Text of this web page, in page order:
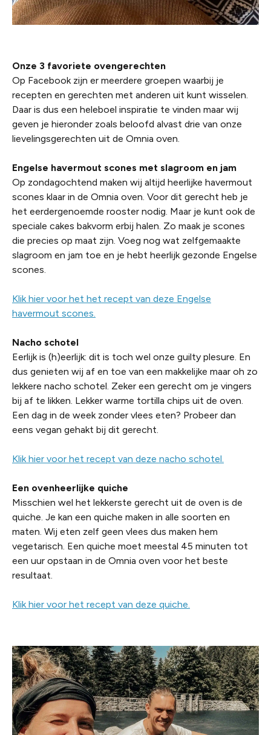
Onze 3 favoriete ovengerechten
Op Facebook zijn er meerdere groepen waarbij je
recepten en gerechten met anderen uit kunt wisselen.
Daar is dus een heleboel inspiratie te vinden maar wij
geven je hieronder zoals beloofd alvast drie van onze
lievelingsgerechten uit de Omnia oven.
Engelse havermout scones met slagroom en jam
Op zondagochtend maken wij altijd heerlijke havermout
scones klaar in de Omnia oven. Voor dit gerecht heb je
het eerdergenoemde rooster nodig. Maar je kunt ook de
speciale cakes bakvorm erbij halen. Zo maak je scones
die precies op maat zijn. Voeg nog wat zelfgemaakte
slagroom en jam toe en je hebt heerlijk gezonde Engelse
scones.
Klik hier voor het het recept van deze Engelse
havermout scones.
Nacho schotel
Eerlijk is (h)eerlijk: dit is toch wel onze guilty plesure. En
dus genieten wij af en toe van een makkelijke maar oh zo
lekkere nacho schotel. Zeker een gerecht om je vingers
bij af te likken. Lekker warme tortilla chips uit de oven.
Een dag in de week zonder vlees eten? Probeer dan
eens vegan gehakt bij dit gerecht.
Klik hier voor het recept van deze nacho schotel.
Een ovenheerlijke quiche
Misschien wel het lekkerste gerecht uit de oven is de
quiche. Je kan een quiche maken in alle soorten en
maten. Wij eten zelf geen vlees dus maken hem
vegetarisch. Een quiche moet meestal 45 minuten tot
een uur opstaan in de Omnia oven voor het beste
resultaat.
Klik hier voor het recept van deze quiche.